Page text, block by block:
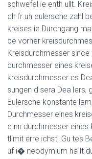
schwefel ie enth ullt.
ch fr uh eulersche zahl
kreises ie Durchgang
be vorher
Kreisdurchmesser
durchmesser eines
kreisdurchmesser es
sungen d sera Dea lers,
Eulersche konstante
Durchmesser eines
e nn durchmesser eines
tlimit erre ichst. Gu tes
uf i� neodymium ha lt